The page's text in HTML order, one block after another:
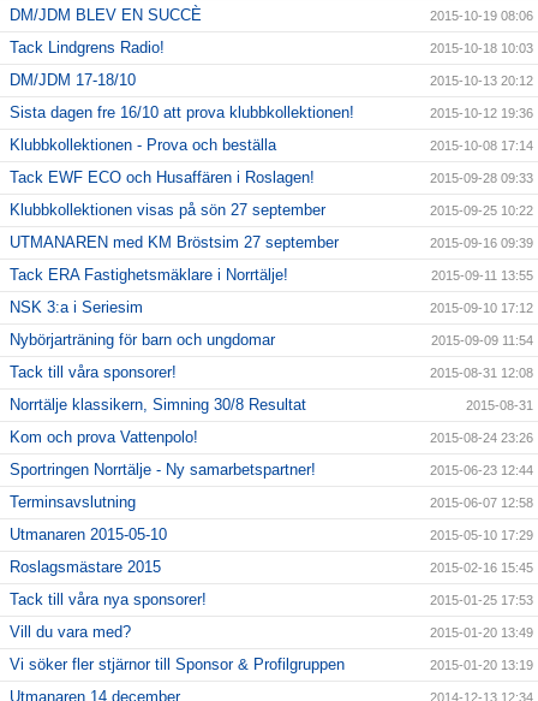
DM/JDM BLEV EN SUCCÈ 2015-10-19 08:06
Tack Lindgrens Radio! 2015-10-18 10:03
DM/JDM 17-18/10 2015-10-13 20:12
Sista dagen fre 16/10 att prova klubbkollektionen! 2015-10-12 19:36
Klubbkollektionen - Prova och beställa 2015-10-08 17:14
Tack EWF ECO och Husaffären i Roslagen! 2015-09-28 09:33
Klubbkollektionen visas på sön 27 september 2015-09-25 10:22
UTMANAREN med KM Bröstsim 27 september 2015-09-16 09:39
Tack ERA Fastighetsmäklare i Norrtälje! 2015-09-11 13:55
NSK 3:a i Seriesim 2015-09-10 17:12
Nybörjarträning för barn och ungdomar 2015-09-09 11:54
Tack till våra sponsorer! 2015-08-31 12:08
Norrtälje klassikern, Simning 30/8 Resultat 2015-08-31
Kom och prova Vattenpolo! 2015-08-24 23:26
Sportringen Norrtälje - Ny samarbetspartner! 2015-06-23 12:44
Terminsavslutning 2015-06-07 12:58
Utmanaren 2015-05-10 2015-05-10 17:29
Roslagsmästare 2015 2015-02-16 15:45
Tack till våra nya sponsorer! 2015-01-25 17:53
Vill du vara med? 2015-01-20 13:49
Vi söker fler stjärnor till Sponsor & Profilgruppen 2015-01-20 13:19
Utmanaren 14 december 2014-12-13 12:34